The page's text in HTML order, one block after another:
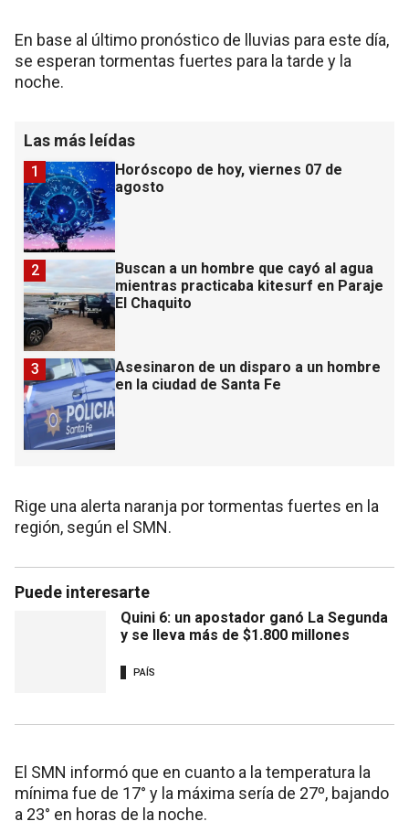
En base al último pronóstico de lluvias para este día,
se esperan tormentas fuertes para la tarde y la
noche.
Las más leídas
Horóscopo de hoy, viernes 07 de
agosto
1
Buscan a un hombre que cayó al agua
mientras practicaba kitesurf en Paraje
El Chaquito
2
Asesinaron de un disparo a un hombre
en la ciudad de Santa Fe
3
Rige una alerta naranja por tormentas fuertes en la
región, según el SMN.
Puede interesarte
Quini 6: un apostador ganó La Segunda
y se lleva más de $1.800 millones
PAÍS
El SMN informó que en cuanto a la temperatura la
mínima fue de 17° y la máxima sería de 27º, bajando
a 23° en horas de la noche.